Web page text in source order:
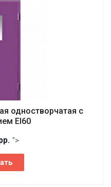
одностворчатая с
EI60
р. ">